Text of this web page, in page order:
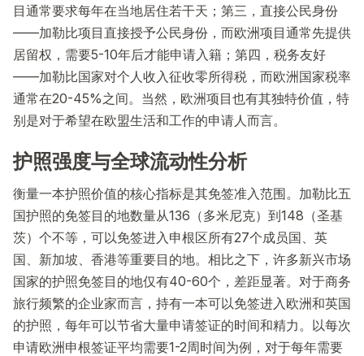
目通常要求每年在当地居住若干天；第三，直接公民身份
——加勒比项目直接授予公民身份，而欧洲项目通常先提供
居留权，需要5-10年后才能申请入籍；第四，税务友好
——加勒比国家对个人收入征收零所得税，而欧洲国家税率
通常在20-45%之间。当然，欧洲项目也有其独特价值，特
别是对于希望在欧盟生活和工作的申请人而言。
护照强度与全球流动性分析
衡量一本护照价值的核心指标是其免签准入范围。加勒比五
国护照的免签目的地数量从136（多米尼克）到148（圣基
茨）个不等，可以免签进入申根区所有27个成员国、英
国、新加坡、香港等重要目的地。相比之下，许多新兴市场
国家的护照免签目的地仅有40-60个，差距显著。对于商务
旅行频繁的企业家而言，持有一本可以免签进入欧洲和英国
的护照，每年可以节省大量申请签证的时间和精力。以每次
申请欧洲申根签证平均需要1-2周时间为例，对于每年需要